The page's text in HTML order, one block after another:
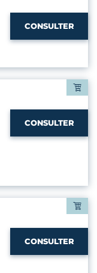
CONSULTER
CONSULTER
CONSULTER